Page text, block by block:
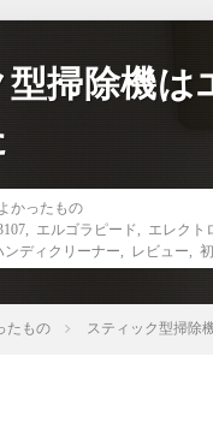
掃除機は
かったもの
エルゴラピード エレクト
ンディクリーナー レビュー ,
たもの スティック型掃除